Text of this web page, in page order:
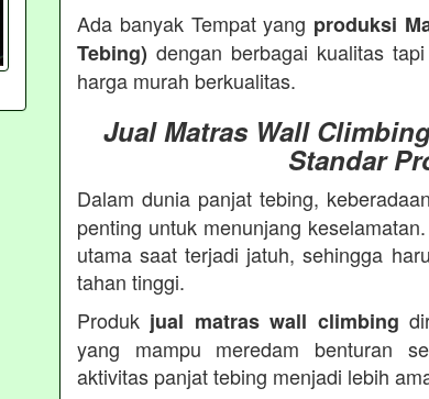
Ada banyak Tempat yang produksi
Tebing) dengan berbagai kualitas
harga murah berkualitas.
Jual Matras Wall
Standar
Dalam dunia panjat tebing, keberadaan
penting untuk menunjang
utama saat terjadi jatuh, sehingga
tahan tinggi.
Produk jual matras wall climbing
yang mampu meredam benturan
aktivitas panjat tebing menjadi lebih